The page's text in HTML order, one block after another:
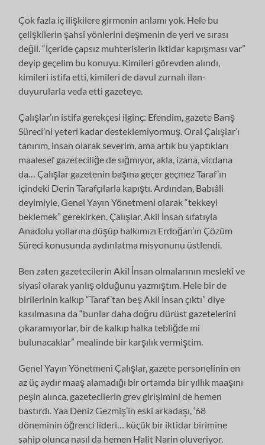
Çok fazla iç ilişkilere girmenin anlamı yok. Hele bu
çelişkilerin şahsî yönlerini deşmenin de yeri ve sırası
değil. “İçeride çapsız muhterislerin iktidar kapışması var”
deyip geçelim bu konuyu. Kimileri görevden alındı,
kimileri istifa etti, kimileri de davul zurnalı ilan-
duyurularla veda etti gazeteye.
Çalışlar’ın istifa gerekçesi ilginç: Efendim, gazete Barış
Süreci’ni yeteri kadar desteklemiyormuş. Oral Çalışlar’ı
tanırım, insan olarak severim, ama artık bu yaptıkları
maalesef gazeteciliğe de sığmıyor, akla, izana, vicdana
da… Çalışlar gazetenin başına geçer geçmez Taraf’ın
içindeki Derin Tarafçılarla kapıştı. Ardından, Babıâli
deyimiyle, Genel Yayın Yönetmeni olarak “tekkeyi
beklemek” gerekirken, Çalışlar, Akil İnsan sıfatıyla
Anadolu yollarına düşüp halkımızı Erdoğan’ın Çözüm
Süreci konusunda aydınlatma misyonunu üstlendi.
Ben zaten gazetecilerin Akil İnsan olmalarının meslekî ve
siyasî olarak yanlış olduğunu yazmıştım. Hele bir de
birilerinin kalkıp “Taraf’tan beş Akil İnsan çıktı” diye
kasılmasına da “bunlar daha doğru dürüst gazetelerini
çıkaramıyorlar, bir de kalkıp halka tebliğde mi
bulunacaklar” mealinde bir karşılık vermiştim.
Genel Yayın Yönetmeni Çalışlar, gazete personelinin en
az üç aydır maaş alamadığı bir ortamda bir yıllık maaşını
peşin alınca, gazetecilerin grev girişimini de hemen
bastırdı. Yaa Deniz Gezmiş’in eski arkadaşı, ‘68
döneminin öğrenci lideri… küçük bir iktidar birimine
sahip olunca nasıl da hemen Halit Narin oluveriyor.